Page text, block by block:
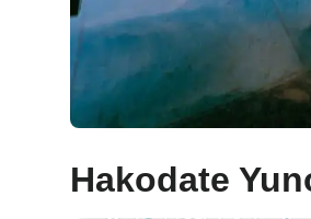
Hakodate